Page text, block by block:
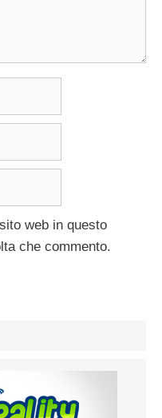
web in questo
che commento.